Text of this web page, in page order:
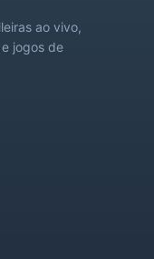
ao vivo,
jogos de